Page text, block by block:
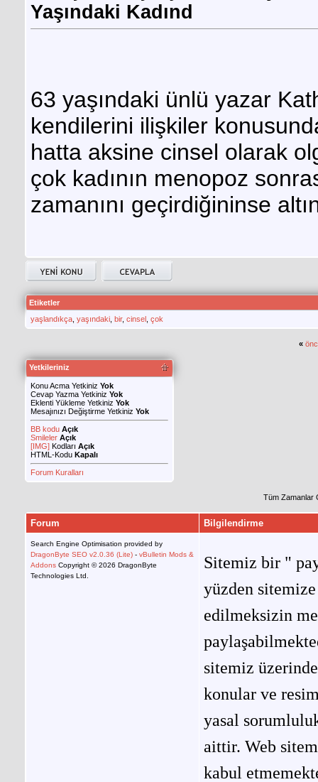
Yaşındaki Kadınd
63 yaşındaki ünlü yazar
kendilerini ilişkiler
hatta aksine cinsel olarak
çok kadının menopoz
zamanını geçirdiğininse
Etiketler
yaşlandıkça yaşındaki bir, cinsel çok
«
Yetkileriniz
Konu Acma Yetkiniz Yok
Cevap Yazma Yetkiniz Yok
Eklenti Yükleme Yetkiniz Yok
Mesajınızı Değiştirme Yetkiniz Yok
BB kodu Açık
Smileler Açık
[IMG] Kodları Açık
HTML-Kodu Kapalı
Forum Kuralları
Tüm Zamanlar
Forum Bilgilendirme
Search Engine Optimisation provided by
DragonByte SEO v2.0.36 (Lite) - vBulletin Mods &
Addons Copyright © 2026 DragonByte
Technologies Ltd.
Sitemiz bir "
yüzden
edilmeksizin
sitemiz
konular ve
yasal
aittir. Web
kabul